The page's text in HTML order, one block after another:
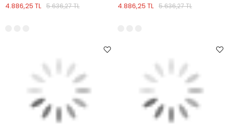
4.886,25 TL 5.636,27 TL
4.886,25 TL 5.636,27 TL